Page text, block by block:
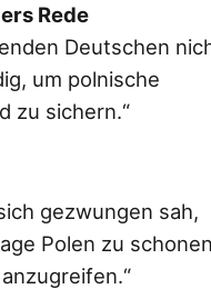
Rede
Deutschen
um polnische
zu sichern.“
gezwungen sah,
Polen zu schonen